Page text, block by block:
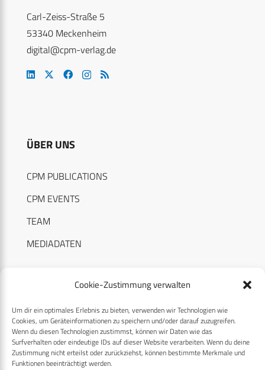
Cookie-Zustimmung verwalten
Um dir ein optimales Erlebnis zu bieten, verwenden wir Technologien wie
Cookies, um Geräteinformationen zu speichern und/oder darauf zuzugreifen.
Wenn du diesen Technologien zustimmst, können wir Daten wie das
Surfverhalten oder eindeutige IDs auf dieser Website verarbeiten. Wenn du deine
Zustimmung nicht erteilst oder zurückziehst, können bestimmte Merkmale und
Funktionen beeinträchtigt werden.
Carl-Zeiss-Straße 5
53340 Meckenheim
digital@cpm-verlag.de
ÜBER UNS
CPM PUBLICATIONS
CPM EVENTS
TEAM
MEDIADATEN
RECHTLICHES
Datenschutzerklärung